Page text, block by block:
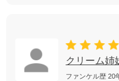
クリーム姉
ファンケル歴 20